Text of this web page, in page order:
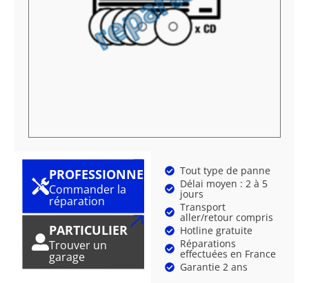
PROFESSIONNEL
Commander la
réparation
PARTICULIER
Trouver un
garage
Tout type de panne
Délai moyen : 2 à 5
jours
Transport
aller/retour compris
Hotline gratuite
Réparations
effectuées en France
Garantie 2 ans